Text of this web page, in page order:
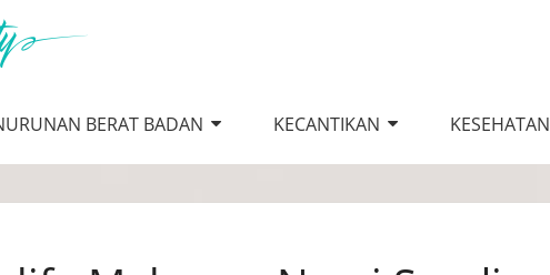
BERAT BADAN KECANTIKAN KESEHATAN